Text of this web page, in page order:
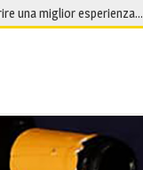
una miglior esperienza…